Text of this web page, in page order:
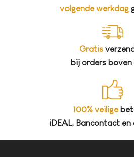
volgende werkdag
Gratis
bij orders
100% veilige
iDEAL, Bancontact en